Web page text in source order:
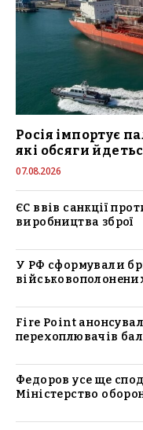
Росія імпортує
які обсяги
07.08.2026
ЄС ввів санкції
виробництва зброї
У РФ сформували
Fire Point
перехоплювачів
Федоров усе ще
Міністерство